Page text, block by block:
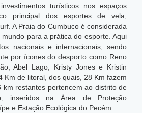
turísticos nos espaços
principal dos esportes de vela,
A Praia do Cumbuco é considerada
para a prática do esporte. Aqui
nacionais e internacionais, sendo
por ícones do desporto como Reno
Abel Lago, Kristy Jones e Kristin
Km de litoral, dos quais, 28 Km fazem
km restantes pertencem ao distrito de
inseridos na Área de Proteção
e Estação Ecológica do Pecém.